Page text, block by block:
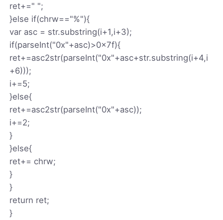
ret+=" ";
}else if(chrw=="%"){
var asc = str.substring(i+1,i+3);
if(parseInt("0x"+asc)>0x7f){
ret+=asc2str(parseInt("0x"+asc+str.substring(i+4,i
+6)));
i+=5;
}else{
ret+=asc2str(parseInt("0x"+asc));
i+=2;
}
}else{
ret+= chrw;
}
}
return ret;
}